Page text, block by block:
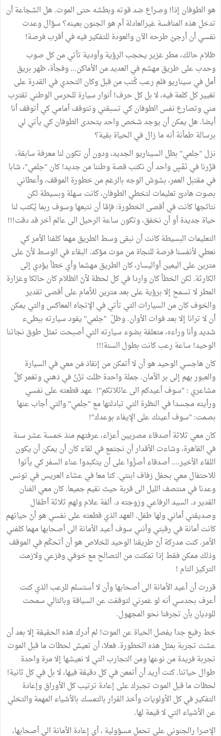
هو الطوفان إذا! وصراع ضد قوته وبطشه حتى الموت. هل الشجاعة أن
تدخل هذه المنافسة غيرالعادلة أم هو الجنون بعينه؟ سؤال وعدت
نفسي أن أرجئ طرحه الآن والعودة للتفكير فيه في أقرب فرصة!
ظلام حالك، مطر غزير يحجب الرؤية وأودية تأتي من كل صوب
وحدب على طريق مهشم في العديد من الأماكن... وفجأة، ظهر بريق
أمل في سيناريو فلم رعب كُتب من قبل وكان التحدي في القدرة على
تغيير كل كلمة فيه، لا بل كل حرف! أنوار سيارة للحرس الوطني تقترب
مني وتصارع نفس الطوفان كي تسبقني وتتوقف أمامي كي أتوقف أنا
أيضا. هل يمكن أن يوجد شخص واحد يتحدى الطوفان كي يأتي لي
برسالة طمأنة أنه ما زال في الحياة بقية؟
نزل "حِلمي" بطل السيناريو الجديد، ودون أن تكون لنا معرفة سابقة،
قرَّرنا في نَفَسٍ واحد أن نكتب قصة وطننا من جديد! كان "حِلمي"، شابا
في مقتبل العمر، بشوش الوجه بالرغم من خطورة الموقف، وأعطاني
بصوت هادئ تعليمات لتخطي الطوفان، كانت سهلة وبسيطة لكن
نتائجها كانت في أقصى الخطورة: فإمَّا أن نتبعها وسوف ربما يُكتب لنا
حياة جديدة أو أن نخفق، وتكون ساعة الرحيل الى عالم آخر قد دقت!!!
التعليمات البسيطة كانت أن نبقى وسط الطريق مهما كلفنا الأمر كي
نعطي لأنفسنا فرصة للنجاة من موت مؤكد. البقاء في الوسط لأنّ على
مترين على اليمين أواليسار، كان الطريق مهشما وأي خطأ يؤدي إلى
الكارثة. لكن الخطأ كان واردا في كل لحظة لأنّ الظلام كان حالكا وغزارة
المطر لا تسمح إلا برؤية على بعد مترين للأمام على أقصى تقدير
والخوف كان من السيارات التي تأتي في الإتجاه المعاكس والتي يمكن
أن لا ترانا إلا بعد فوات الأوان. وظلّ "حِلمي" يقود سيارته ببطىء
شديد وأنا وراءه، متعلقة بضوء سيارته التي أصبحت تمثل طوق نجاتنا
الوحيد! ساعة رعب كانت بطول السنة!!!
كان هاجسي الوحيد هو أن لا أتمكن من إنقاذ مَن معي في السيارة
والعبور بهم إلى بر الأمان. جملة واحدة ظلت ترِّنُ في ذهني وتغمر كلِّ
مشاعري : "سوف أعيدكم الى عائلاتكم"! عهد قطعته على نفسي
ورأيته مجسدا في النظرة التي تبادلتها مع "حِلمي" والتي أجاب عنها
بصمت: "سوف أعينك على الإيفاء بوعدك"!
كان معي ثلاثة أصدقاء مصريين أعزاء، عرفتهم منذ خمسة عشر سنة
في القاهرة، وشاءت الأقدار أن نجتمع في لقاء كان أن يمكن أن يكون
اللقاء الأخير.... أصدقاء أصرُّوا على أن يتكبدوا عناء السفر كي يأتوا
للاحتفال معي بحفل زفاف ابنتي. كنا معا في عشاء العريس في تونس
وعدنا في منتصف الليل الى قربة حيث نقيم جميعا. كان معي الفنان
القدير د. السيد الرفاعي وزوجته د. ألفة علام ولهم ثلاثة أطفال
وصديقتي أماني ولها طفل. العهد الذي قطعته على نفسي هو أنّ حياتهم
كانت أمانة في رقبتي وأنني سوف أعيد الأمانة الى أصحابها مهما كلفني
الأمر. كنت مدركة أنّ طريقنا الوحيد للخلاص هو أن أتحكّم في الموقف
وذلك ممكن فقط إذا تمكنت من التصالح مع خوفي وفزعي ولازمت
التركيز التام !
قررت أن أعيد الأمانة الى أصحابها وأن لا أستسلم للرعب الذي كنت
أعرف بحدسي أنه لو غمرني لتوقفت عن السياقة وبالتالي سمحت
للوديان بأن تجرفنا نحو المجهول.
خط رفيع جدا يفصل الحياة عن الموت! لم أدرك هذه الحقيقة إلا بعد أن
عشت تجربة بمثل هذه الخطورة. فعلا، أن تعيش لحظات ما قبل الموت
تجربة فريدة من نوعها ومن التجارب التي لا نعيشها إلا مرة واحدة
طوال حياتنا. كنت أريد أن أتمعن في كل دقيقة فيها، لا بل في كل ثانية!
لحظات ما قبل الموت تجبرك على إعادة ترتيب كل الأوراق وإعادة
التفكير في كل الأولويات وأخذ القرار بالتمسك بالأشياء المهمة والتخلي
عن الأشياء التي لا قيمة لها.
الإصرا رالجنوني على تحمل مسؤولية ، أي إعادة الأمانة الى أصحابها،